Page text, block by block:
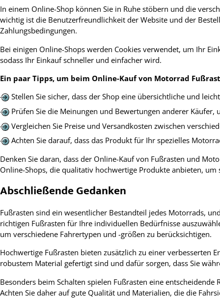
In einem Online-Shop können Sie in Ruhe stöbern und die
wichtig ist die Benutzerfreundlichkeit der Website und der
Zahlungsbedingungen.
Bei einigen Online-Shops werden Cookies verwendet, um Ihr
sodass Ihr Einkauf schneller und einfacher wird.
Ein paar Tipps, um beim Online-Kauf von Motorrad
Stellen Sie sicher, dass der Shop eine übersichtliche und
Prüfen Sie die Meinungen und Bewertungen anderer
Vergleichen Sie Preise und Versandkosten zwischen
Achten Sie darauf, dass das Produkt für Ihr spezielles
Denken Sie daran, dass der Online-Kauf von Fußrasten und
Online-Shops, die qualitativ hochwertige Produkte anbieten,
Abschließende Gedanken
Fußrasten sind ein wesentlicher Bestandteil jedes Motorrads,
richtigen Fußrasten für Ihre individuellen Bedürfnisse
um verschiedene Fahrertypen und -größen zu berücksichtigen.
Hochwertige Fußrasten bieten zusätzlich zu einer verbesserten
robustem Material gefertigt sind und dafür sorgen, dass Sie
Besonders beim Schalten spielen Fußrasten eine
Achten Sie daher auf gute Qualität und Materialien, die die